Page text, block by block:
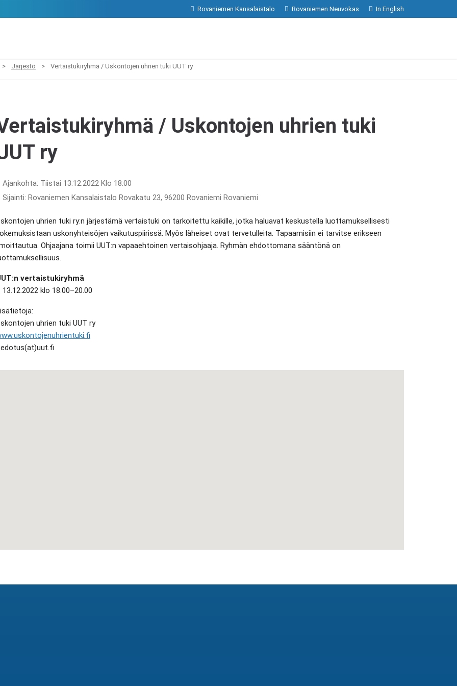
Rovaniemen Kansalaistalo Rovaniemen Neuvokas In English
> Järjestö > Vertaistukiryhmä / Uskontojen uhrien tuki UUT ry
/ Uskontojen uhrien tuki
ry
Ajankohta: Tiistai 13.12.2022 Klo 18:00
Sijainti: Rovaniemen Kansalaistalo Rovakatu 23, 96200 Rovaniemi Rovaniemi
uhrien tuki ry:n järjestämä vertaistuki on tarkoitettu kaikille, jotka haluavat keskustella luottamuksellisesti
uskonyhteisöjen vaikutuspiirissä. Myös läheiset ovat tervetulleita. Tapaamisiin ei tarvitse erikseen
Ohjaajana toimii UUT:n vapaaehtoinen vertaisohjaaja. Ryhmän ehdottomana sääntönä on
vertaistukiryhmä
13.12.2022 klo 18.00–20.00
uhrien tuki UUT ry